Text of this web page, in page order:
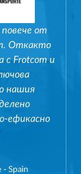
от
Откакто
с Frotcom и
нашия
ефикасно
- Spain